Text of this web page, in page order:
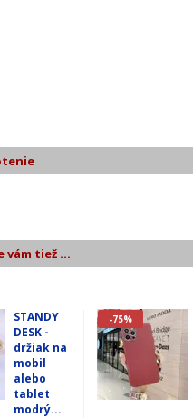
vám tiež ...
STANDY
DESK -
držiak na
mobil
alebo
tablet
modrý...
-75%